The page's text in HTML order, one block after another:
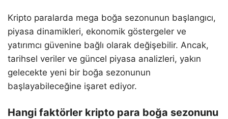
Kripto paralarda mega boğa sezonunun başlangıcı,
piyasa dinamikleri, ekonomik göstergeler ve
yatırımcı güvenine bağlı olarak değişebilir. Ancak,
tarihsel veriler ve güncel piyasa analizleri, yakın
gelecekte yeni bir boğa sezonunun
başlayabileceğine işaret ediyor.
Hangi faktörler kripto para boğa sezonunu